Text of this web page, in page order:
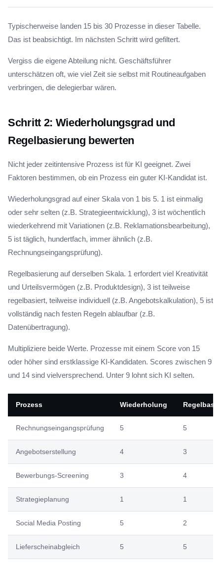
Typischerweise landen 15 bis 30 Prozesse in dieser Tabelle.
Das ist beabsichtigt. Im nächsten Schritt wird gefiltert.
Vergiss die eigene Abteilung nicht. Geschäftsführer
unterschätzen oft, wie viel Zeit sie selbst mit Routineaufgaben
verbringen, die delegierbar wären.
Schritt 2: Wiederholungsgrad und
Regelbasierung bewerten
Nicht jeder zeitintensive Prozess ist für KI geeignet. Zwei
Faktoren bestimmen, ob ein Prozess ein guter KI-Kandidat ist.
Wiederholungsgrad auf einer Skala von 1 bis 5. 1 ist einmalig
oder sehr selten (z.B. Strategieentwicklung), 3 ist wöchentlich
wiederkehrend mit Variationen (z.B. Reklamationsbearbeitung),
5 ist täglich, hundertfach, immer ähnlich (z.B.
Rechnungseingangsprüfung).
Regelbasierung auf derselben Skala. 1 erfordert viel Kreativität
und Urteilsvermögen (z.B. Produktdesign), 3 ist teilweise
regelbasiert, teilweise individuell (z.B. Angebotskalkulation), 5 ist
vollständig nach festen Regeln ablaufbar (z.B.
Datenübertragung).
Multipliziere beide Werte. Prozesse mit einem Score von 15
oder höher sind erstklassige KI-Kandidaten. Scores zwischen 9
und 14 sind vielversprechend. Unter 9 lohnt sich KI selten.
Prozess Wiederholung
Rechnungseingangsprüfung 5 5
Angebotserstellung 4 3
Bewerbungs-Screening 3 4
Strategieplanung 1 1
Social Media Posting 5 2
Lieferscheinabgleich 5 5